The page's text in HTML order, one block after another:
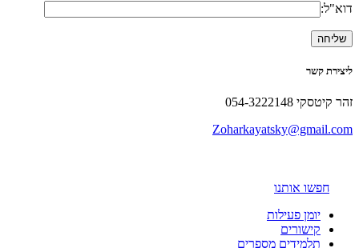
דוא"ל:
ליצירת קשר
זהר קיטסקי 054-3222148
Zoharkayatsky@gmail.com
חפשו אותנו
יומן פעילות
קישורים
תלמידים מספרים